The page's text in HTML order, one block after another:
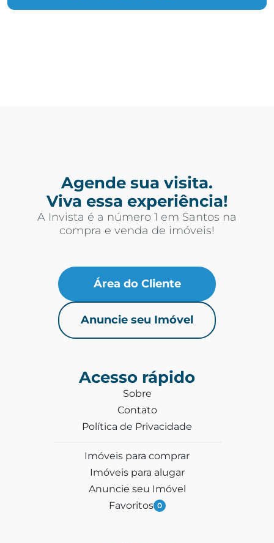
Agende sua visita.
Viva essa experiência!
A Invista é a número 1 em Santos na
compra e venda de imóveis!
Área do Cliente
Anuncie seu Imóvel
Acesso rápido
Sobre
Contato
Política de Privacidade
Imóveis para comprar
Imóveis para alugar
Anuncie seu Imóvel
Favoritos 0